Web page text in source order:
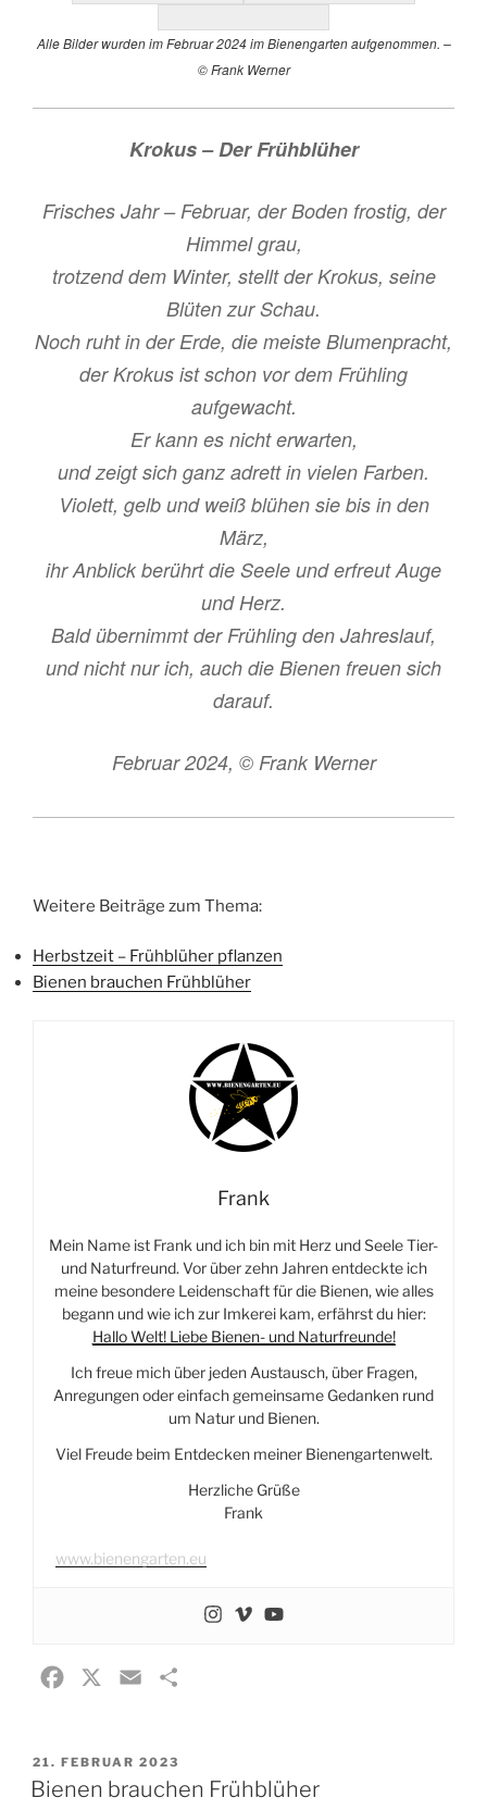
Alle Bilder wurden im Februar 2024 im Bienengarten aufgenommen. –
© Frank Werner
Krokus – Der Frühblüher
Frisches Jahr – Februar, der Boden frostig, der
Himmel grau,
trotzend dem Winter, stellt der Krokus, seine
Blüten zur Schau.
Noch ruht in der Erde, die meiste Blumenpracht,
der Krokus ist schon vor dem Frühling
aufgewacht.
Er kann es nicht erwarten,
und zeigt sich ganz adrett in vielen Farben.
Violett, gelb und weiß blühen sie bis in den
März,
ihr Anblick berührt die Seele und erfreut Auge
und Herz.
Bald übernimmt der Frühling den Jahreslauf,
und nicht nur ich, auch die Bienen freuen sich
darauf.
Februar 2024, © Frank Werner
Weitere Beiträge zum Thema:
Herbstzeit – Frühblüher pflanzen
Bienen brauchen Frühblüher
Frank
Mein Name ist Frank und ich bin mit Herz und Seele Tier-
und Naturfreund. Vor über zehn Jahren entdeckte ich
meine besondere Leidenschaft für die Bienen, wie alles
begann und wie ich zur Imkerei kam, erfährst du hier:
Hallo Welt! Liebe Bienen- und Naturfreunde!
Ich freue mich über jeden Austausch, über Fragen,
Anregungen oder einfach gemeinsame Gedanken rund
um Natur und Bienen.
Viel Freude beim Entdecken meiner Bienengartenwelt.
Herzliche Grüße
Frank
www.bienengarten.eu
e
b
i
l
e
VERÖFFENTLICHT
AM
21. FEBRUAR 2023
Bienen brauchen Frühblüher